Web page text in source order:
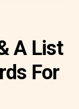
A List
For